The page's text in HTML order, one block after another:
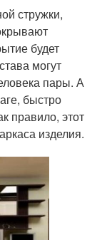
стружки,
будет
могут
пары. А
быстро
правило, этот
изделия.